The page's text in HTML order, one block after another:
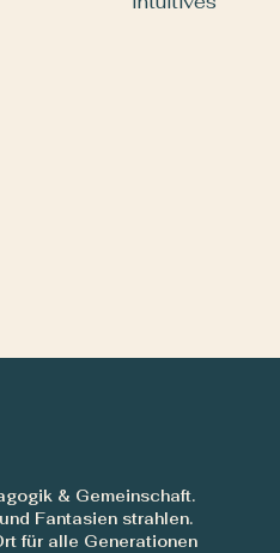
& Gemeinschaft.
Fantasien strahlen.
für alle Generationen